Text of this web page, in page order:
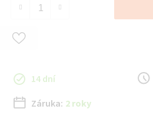
14 dní
Záruka: 2 roky